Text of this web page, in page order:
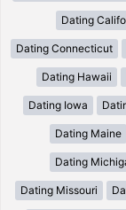
Dating
Dating Connecticut
Dating Hawaii
Dating Iowa
Dating Maine
Dating
Dating Missouri